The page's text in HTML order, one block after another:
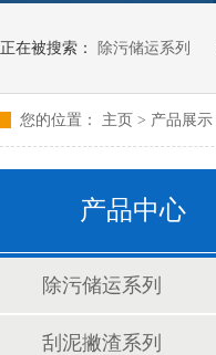
正在被搜索： 除污储运系列
您的位置： 主页 > 产品展示
产品中心
除污储运系列
刮泥撇渣系列